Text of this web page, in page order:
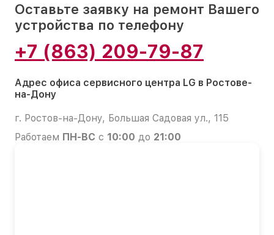
Оставьте заявку на ремонт Вашего
устройства по телефону
+7 (863) 209-79-87
Адрес офиса сервисного центра LG в Ростове-
на-Дону
г. Ростов-на-Дону, Большая Садовая ул., 115
Работаем ПН-ВС с 10:00 до 21:00